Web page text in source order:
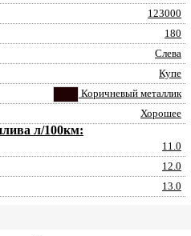
123000
180
Слева
Купе
Коричневый металлик
Хорошее
л/100км:
11.0
12.0
13.0